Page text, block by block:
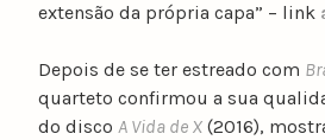
extensão da própria capa” – link
Depois de se ter estreado com
quarteto confirmou a sua
do disco A Vida de X (2016),